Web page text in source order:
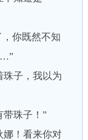
你既然不知
子，我以为
珠子！”
！看来你对